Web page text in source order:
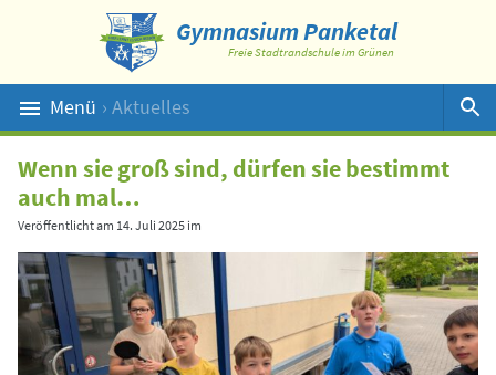
Gymnasium Panketal
Freie Stadtrandschule im Grünen
Menü › Aktuelles
Suche
Wenn sie groß sind, dürfen sie bestimmt
auch mal…
Veröffentlicht am 14. Juli 2025 im